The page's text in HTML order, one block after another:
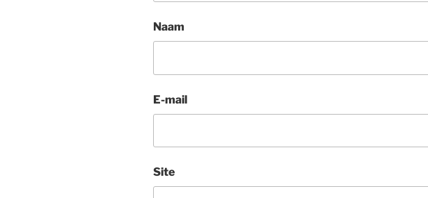
Naam
E-mail
Site